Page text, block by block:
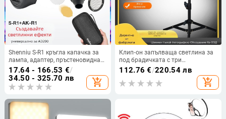
Shenniu S-R1 кръгла капачка за
лампа, адаптер, пръстеновидна
светкавица V1, AD200PRO
фотографски аксесоари AK-R1
17.64 - 166.53 €/
34.50 - 325.70 лв
add_shopping_cart
Клип‑он запълваща светлина за
под брадичката с три
температури на цветовете, за
лайв стрийминг, портрети и
селфи
112.76 €/220.54 лв
add_shopping_cart